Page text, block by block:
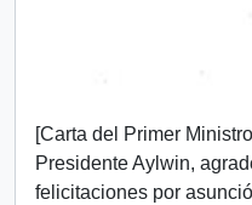
[Carta del Primer
Presidente Aylwin,
felicitaciones por